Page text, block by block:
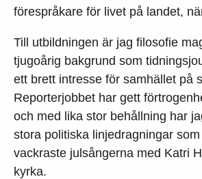
förespråkare för livet på landet,
Till utbildningen är jag filosofie
tjugoårig bakgrund som
ett brett intresse för samhället på
Reporterjobbet har gett
och med lika stor behållning har
stora politiska linjedragningar
vackraste julsångerna med Katri
kyrka.